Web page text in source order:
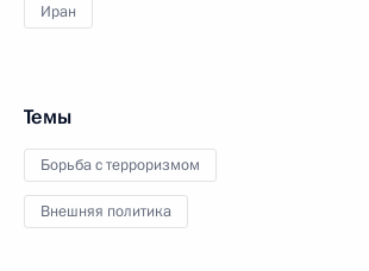
Иран
Темы
Борьба с терроризмом
Внешняя политика